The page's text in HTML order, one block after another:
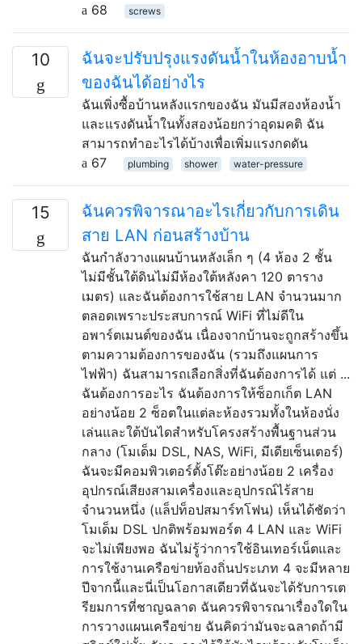
68
screws
10
ฉันจะปรับปรุงแรงดันน้ำในห้องอาบน้ำ
ของฉันได้อย่างไร
ฉันเพิ่งซื้อบ้านหลังแรกของฉัน มันมีสองห้องน้ำ
และแรงดันน้ำในทั้งสองน้อยกว่าอุดมคติ ฉัน
สามารถทำอะไรได้บ้างเพื่อเพิ่มแรงกดดัน
67
plumbing shower water-pressure
15
ฉันควรพิจารณาอะไรเกี่ยวกับการเดิน
สาย LAN ก่อนสร้างบ้าน
ฉันกำลังวางแผนบ้านหลังเล็ก ๆ (4 ห้อง 2 ชั้น
ไม่มีชั้นใต้ดินไม่มีห้องใต้หลังคา 120 ตาราง
เมตร) และฉันต้องการใช้สาย LAN จำนวนมาก
ตลอดเพราะประสบการณ์ WiFi ที่ไม่ดีใน
อพาร์ตเมนต์ของฉัน เนื่องจากบ้านจะถูกสร้างขึ้น
ตามความต้องการของฉัน (รวมถึงแผนการ
ไฟฟ้า) ฉันสามารถเลือกสิ่งที่ฉันต้องการได้ แต่ ...
ฉันต้องการอะไร ฉันต้องการให้ซ็อกเก็ต LAN
อย่างน้อย 2 ซ็อตในแต่ละห้องรวมทั้งในห้องนั่ง
เล่นและใต้บันไดสำหรับโครงสร้างพื้นฐานส่วน
กลาง (โมเด็ม DSL, NAS, WiFi, มีเดียเซ็นเตอร์)
ฉันจะมีคอมพิวเตอร์ตั้งโต๊ะอย่างน้อย 2 เครื่อง
อุปกรณ์เสียงสามเครื่องและอุปกรณ์ไร้สาย
จำนวนหนึ่ง (แล็ปท็อปสมาร์ทโฟน) เห็นได้ชัดว่า
โมเด็ม DSL ปกติพร้อมพอร์ต 4 LAN และ WiFi
จะไม่เพียงพอ ฉันไม่รู้ว่าการใช้อินเทอร์เน็ตและ
การใช้งานเครือข่ายท้องถิ่นประเภท 4 จะมีหลาย
ปีจากนี้และนี่เป็นโอกาสเดียวที่ฉันจะได้รับการเต
รียมการที่ชาญฉลาด ฉันควรพิจารณาเรื่องใดใน
การวางแผนเครือข่าย ฉันคิดว่ามันจะฉลาดถ้ามี